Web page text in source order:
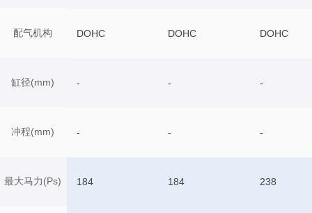
配气机构
缸径(mm)
冲程(mm)
最大马力(Ps)
DOHC DOHC DOHC
- - -
- - -
184 184 238